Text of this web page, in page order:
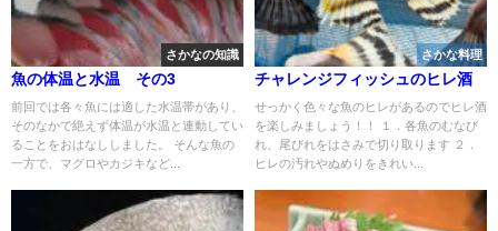
さかなの知識
魚の体温と水温 その3
前回では各々魚には適した水温帯があり、
そのなかで絶えず体温が水温と連動してい
ることをおはなししました。 そんな魚の
一方で、マグロやカジキなど...
さかな料理
チャレンジフィッシュのヒレ酒
せっかく色々な魚のヒレがあるのでヒレ酒
を楽しみましょう！！ １．各魚のむなび
れ、尾びれをはさみで切り取ります ２．
ヒレの汚れやぬめりをきれい...